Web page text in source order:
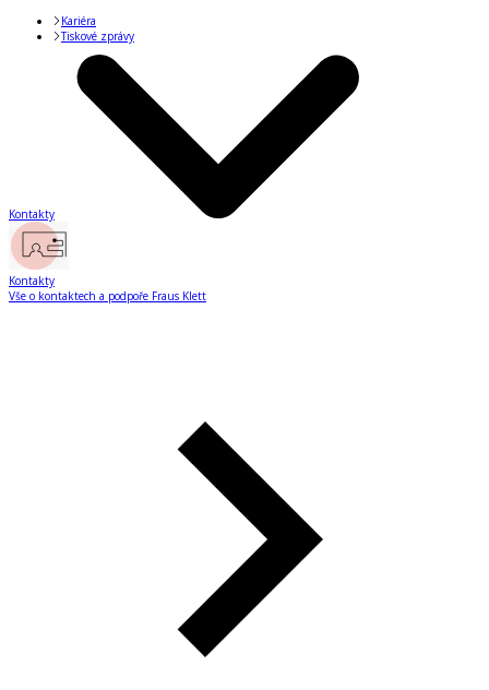
Kariéra
Tiskové zprávy
Kontakty
Kontakty
Vše o kontaktech a podpoře Fraus Klett